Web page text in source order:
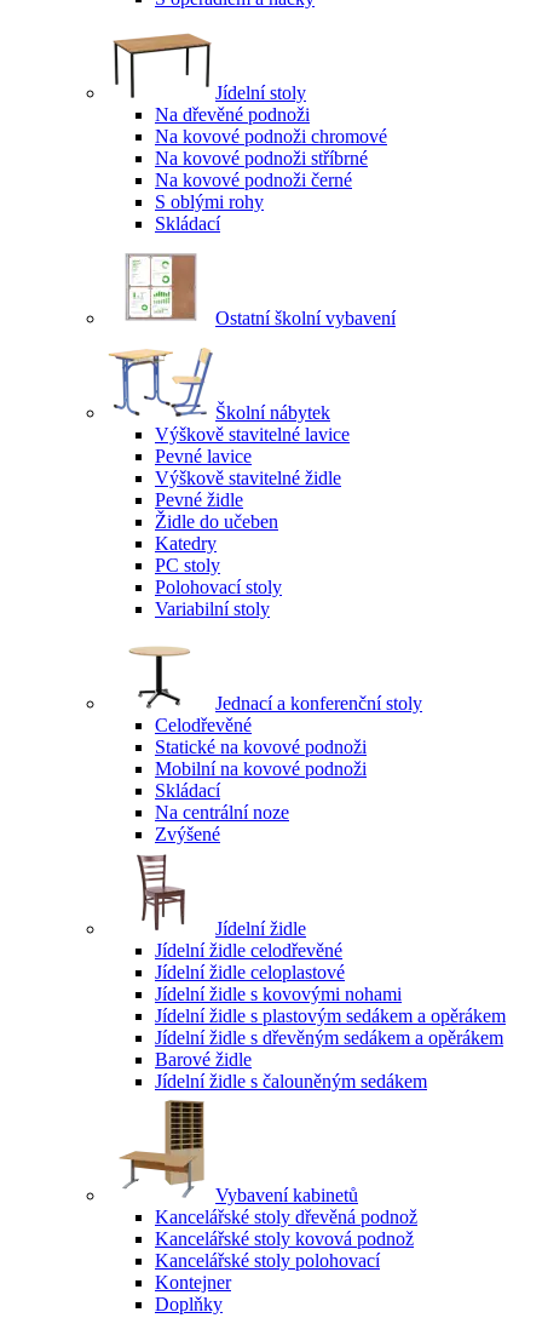
Jídelní stoly
Na dřevěné podnoži
Na kovové podnoži chromové
Na kovové podnoži stříbrné
Na kovové podnoži černé
S oblými rohy
Skládací
Ostatní školní vybavení
Školní nábytek
Výškově stavitelné lavice
Pevné lavice
Výškově stavitelné židle
Pevné židle
Židle do učeben
Katedry
PC stoly
Polohovací stoly
Variabilní stoly
Jednací a konferenční stoly
Celodřevěné
Statické na kovové podnoži
Mobilní na kovové podnoži
Skládací
Na centrální noze
Zvýšené
Jídelní židle
Jídelní židle celodřevěné
Jídelní židle celoplastové
Jídelní židle s kovovými nohami
Jídelní židle s plastovým sedákem a opěrákem
Jídelní židle s dřevěným sedákem a opěrákem
Barové židle
Jídelní židle s čalouněným sedákem
Vybavení kabinetů
Kancelářské stoly dřevěná podnož
Kancelářské stoly kovová podnož
Kancelářské stoly polohovací
Kontejner
Doplňky